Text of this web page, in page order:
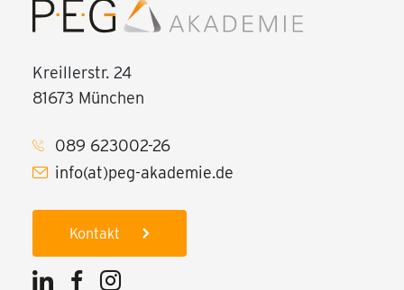
Kreillerstr. 24
81673 München
089 623002-26
info(at)peg-akademie.de
Kontakt